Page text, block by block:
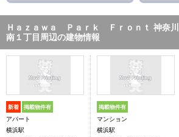
Ｈａｚａｗａ Ｐａｒｋ Ｆｒｏｎｔ 神奈川
南１丁目周辺の建物情報
新着 掲載物件有
アパート
横浜駅
掲載物件有
マンション
横浜駅